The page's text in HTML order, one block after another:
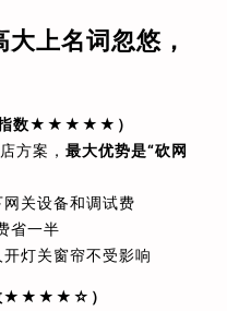
上名词忽悠，
指数★★★★★）
方案， 最大优势是“砍网
关设备和调试费
省一半
灯关窗帘不受影响
数★★★★☆）